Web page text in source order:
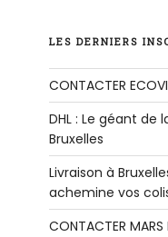
LES DERNIERS
CONTACTER
DHL : Le géant de
Bruxelles
Livraison à
achemine vos
CONTACTER MARS